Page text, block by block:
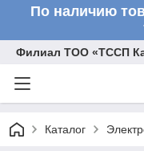
По наличию
Филиал ТОО «ТССП
Каталог